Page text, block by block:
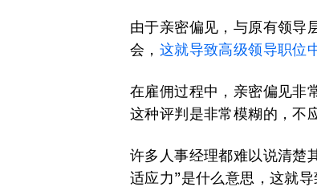
由于亲密偏见，与原有领导
会， 这就导致高级领导职位
在雇佣过程中，亲密偏见非
这种评判是非常模糊的，不
许多人事经理都难以说清楚
适应力”是什么意思，这就